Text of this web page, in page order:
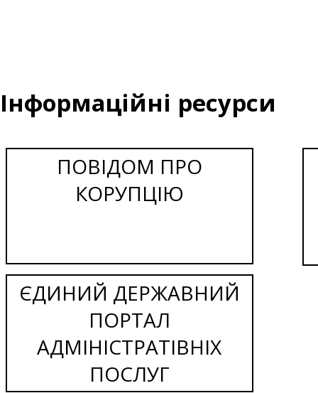
Інформаційні ресурси
ПОВІДОМ ПРО
КОРУПЦІЮ
ЄДИНИЙ ДЕРЖАВНИЙ
ПОРТАЛ
АДМІНІСТРАТІВНІХ
ПОСЛУГ